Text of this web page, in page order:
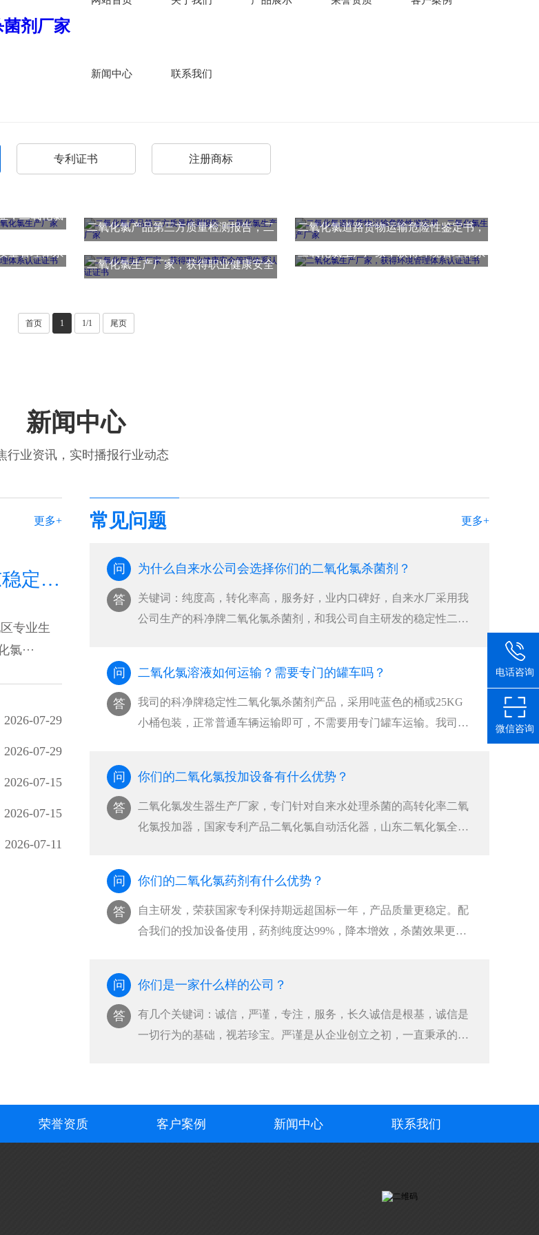
新闻中心 联系我们
专利证书 注册商标
，二氧化氯
二氧化氯产品第三方质量检测报告，二
氧化氯生产厂家
二氧化氯道路货物运输危险性鉴定书，
二氧化氯生产厂家
量管理体系
二氧化氯生产厂家，获得职业健康安全
二氧化氯生产厂家，获得环境管理体系
首页 1 1/1 尾页
新闻中心
行业资讯，实时播报行业动态
更多+
山东二氧化氯生产厂家,山东稳定性二氧化氯生产厂家,山东二氧化氯杀菌剂生产厂家
专业生
···
2026-07-29
2026-07-29
2026-07-15
2026-07-15
2026-07-11
常见问题 更多+
问 为什么自来水公司会选择你们的二氧化氯杀菌剂？
答
关键词：纯度高，转化率高，服务好，业内口碑好，自来水厂采用我
公司生产的科净牌二氧化氯杀菌剂，和我公司自主研发的稳定性二氧
问 二氧化氯溶液如何运输？需要专门的罐车吗？
答
我司的科净牌稳定性二氧化氯杀菌剂产品，采用吨蓝色的桶或25KG
小桶包装，正常普通车辆运输即可，不需要用专门罐车运输。我司二
问 你们的二氧化氯投加设备有什么优势？
答
二氧化氯发生器生产厂家，专门针对自来水处理杀菌的高转化率二氧
化氯投加器，国家专利产品二氧化氯自动活化器，山东二氧化氯全自
问 你们的二氧化氯药剂有什么优势？
答
自主研发，荣获国家专利保持期远超国标一年，产品质量更稳定。配
合我们的投加设备使用，药剂纯度达99%，降本增效，杀菌效果更好
问 你们是一家什么样的公司？
答
有几个关键词：诚信，严谨，专注，服务，长久诚信是根基，诚信是
一切行为的基础，视若珍宝。严谨是从企业创立之初，一直秉承的传
荣誉资质 客户案例 新闻中心 联系我们
电话咨询
微信咨询